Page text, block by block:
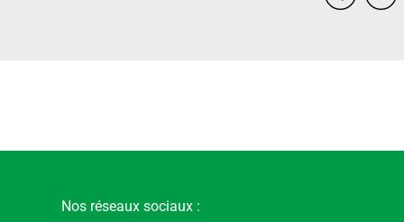
Nos réseaux sociaux :